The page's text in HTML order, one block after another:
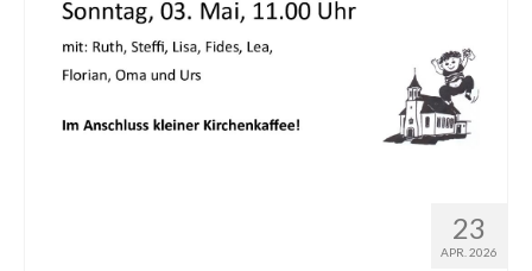
23
APR. 2026